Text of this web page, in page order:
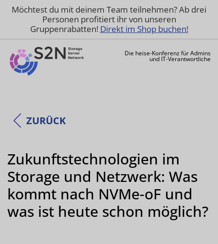
Möchtest du mit deinem Team teilnehmen? Ab drei
Personen profitiert ihr von unseren
Gruppenrabatten! Direkt im Shop buchen!
Die heise-Konferenz für Admins
und IT-Verantwortliche
ZURÜCK
Zukunftstechnologien im
Storage und Netzwerk: Was
kommt nach NVMe-oF und
was ist heute schon möglich?